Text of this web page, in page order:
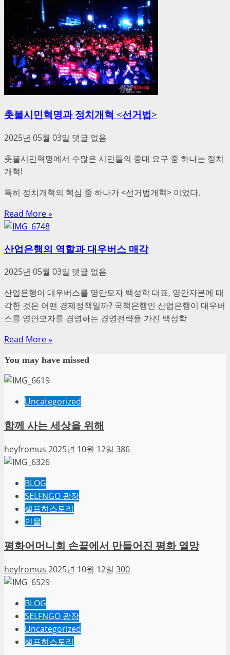
촛불시민혁명과 정치개혁 <선거법>
2025년 05월 03일 댓글 없음
촛불시민혁명에서 수많은 시민들의 중대 요구 중 하나는 정치
개혁!
특히 정치개혁의 핵심 중 하나가 <선거법개혁> 이었다.
Read More »
산업은행의 역할과 대우버스 매각
2025년 05월 03일 댓글 없음
산업은행이 대우버스를 영안모자 백성학 대표, 영안자본에 매
각한 것은 어떤 경제정책일까? 국책은행인 산업은행이 대우버
스를 영안모자를 경영하는 경영전략을 가진 백성학
Read More »
You may have missed
Uncategorized
함께 사는 세상을 위해
heyfromus 2025년 10월 12일 386
BLOG
SELFNGO 광장
샐프히스토리
인물
평화어머니회 손끝에서 만들어진 평화 열망
heyfromus 2025년 10월 12일 300
BLOG
SELFNGO 광장
Uncategorized
샐프히스토리